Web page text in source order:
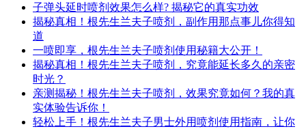
子弹头延时喷剂效果怎么样? 揭秘它的真实功效
揭秘真相！根先生兰夫子喷剂，副作用那点事儿你得知
道
一喷即享，根先生兰夫子喷剂使用秘籍大公开！
揭秘真相！根先生兰夫子喷剂，究竟能延长多久的亲密
时光？
亲测揭秘！根先生兰夫子喷剂，效果究竟如何？我的真
实体验告诉你！
轻松上手！根先生兰夫子男士外用喷剂使用指南，让你